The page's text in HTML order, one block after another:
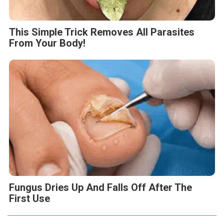
This Simple Trick Removes All Parasites
From Your Body!
Fungus Dries Up And Falls Off After The
First Use